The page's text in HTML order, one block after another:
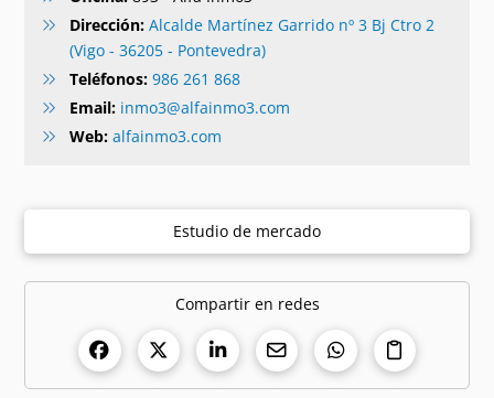
Dirección: Alcalde Martínez Garrido nº 3 Bj Ctro 2
(Vigo - 36205 - Pontevedra)
Teléfonos: 986 261 868
Email: inmo3@alfainmo3.com
Web: alfainmo3.com
Estudio de mercado
Compartir en redes